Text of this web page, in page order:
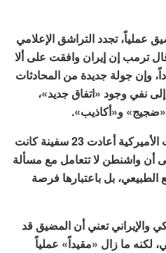
عملياً، تجدد التراشق الإعلامي
ترمب إن إيران وافقت على ألا
وإن جولة جديدة من المحادثات
نفي وجود «اتفاق جديد»،
«ضجيج» و«أكاذيب».
كما أفادت «رويترز» بأن القوات الأميركية أعادت 23 سفينة كانت
أن واشنطن لا تتعامل مع مسألة
الطبيعي، بل باعتبارها فرصة
والإيراني تعني أن المضيق قد
لكنه ما زال «مقيداً» عملياً